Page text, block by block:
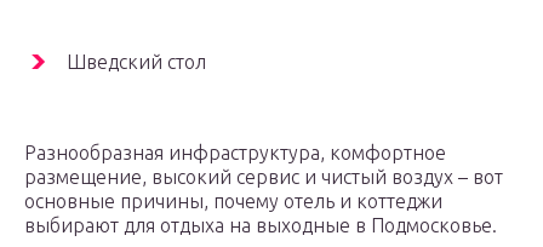
Шведский стол
Разнообразная инфраструктура, комфортное
размещение, высокий сервис и чистый воздух – вот
основные причины, почему отель и коттеджи
выбирают для отдыха на выходные в Подмосковье.